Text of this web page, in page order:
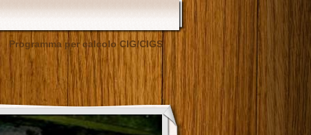
Programma per calcolo CIG/CIGS